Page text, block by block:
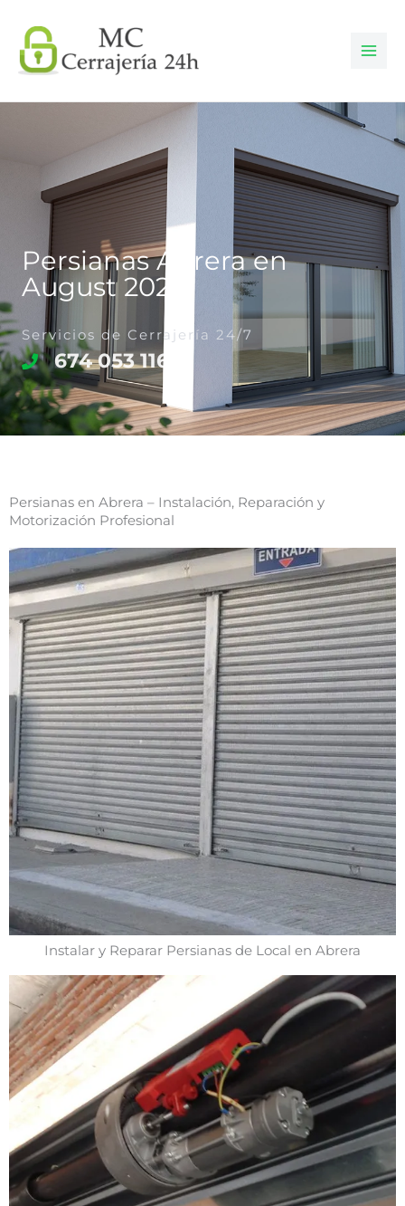
contenido
Persianas Abrera en
August 2026
Servicios de Cerrajería 24/7
674 053 116
Persianas en Abrera – Instalación, Reparación y
Motorización Profesional
Instalar y Reparar Persianas de Local en Abrera